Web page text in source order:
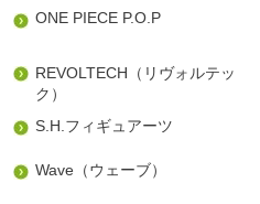
ONE PIECE P.O.P
REVOLTECH（リヴォルテッ
ク）
S.H.フィギュアーツ
Wave（ウェーブ）